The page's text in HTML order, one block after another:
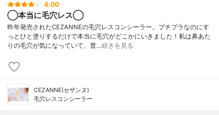
4.00
◯本当に毛穴レス◯
昨年発売されたCEZANNEの毛穴レスコンシーラー。プチプラなのにす
っとひと塗りするだけで本当に毛穴がどこかにいきました！私は鼻あた
りの毛穴が気になっていて、普…続きを見る
CEZANNE(セザンヌ)
毛穴レスコンシーラー